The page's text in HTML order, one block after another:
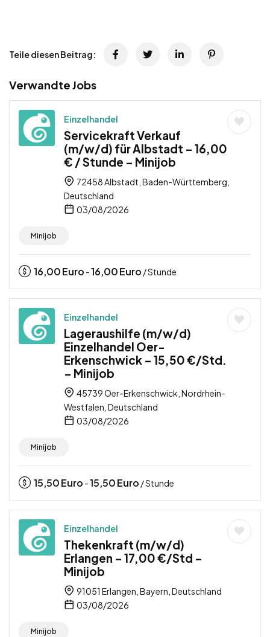
Teile diesen Beitrag:
Verwandte Jobs
Einzelhandel
Servicekraft Verkauf
(m/w/d) für Albstadt – 16,00
€ / Stunde – Minijob
72458 Albstadt, Baden-Württemberg,
Deutschland
03/08/2026
Minijob
16,00Euro -16,00Euro / Stunde
Einzelhandel
Lageraushilfe (m/w/d)
Einzelhandel Oer-
Erkenschwick – 15,50 €/Std.
– Minijob
45739 Oer-Erkenschwick, Nordrhein-
Westfalen, Deutschland
03/08/2026
Minijob
15,50Euro -15,50Euro / Stunde
Einzelhandel
Thekenkraft (m/w/d)
Erlangen – 17,00 €/Std –
Minijob
91051 Erlangen, Bayern, Deutschland
03/08/2026
Minijob